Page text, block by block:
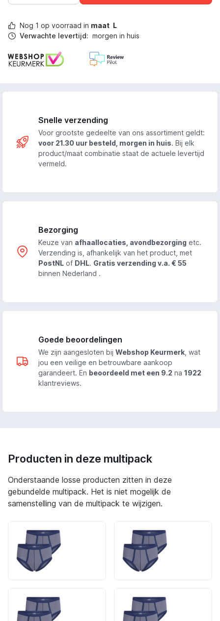
Nog 1 op voorraad in maat L
Verwachte levertijd: morgen in huis
Snelle verzending
Voor grootste gedeelte van ons assortiment geldt:
voor 21.30 uur besteld, morgen in huis. Bij elk
product/maat combinatie staat de actuele levertijd
vermeld.
Bezorging
Keuze van afhaallocaties, avondbezorging etc.
Verzending is, afhankelijk van het product, met
PostNL of DHL. Gratis verzending v.a. € 55
binnen Nederland .
Goede beoordelingen
We zijn aangesloten bij Webshop Keurmerk , wat
jou een veilige en betrouwbare aankoop
garandeert. En beoordeeld met een 9.2 na 1922
klantreviews.
Producten in deze multipack
Onderstaande losse producten zitten in deze
gebundelde multipack. Het is niet mogelijk de
samenstelling van de multipack te wijzigen.